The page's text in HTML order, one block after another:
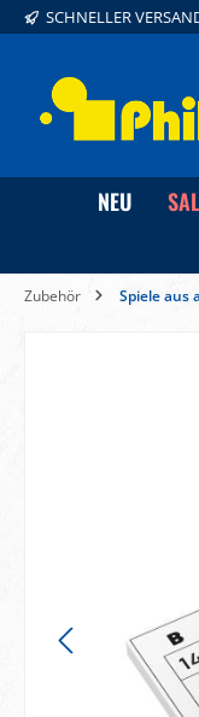
Zur
SCHNELLER
NEU
Zubehör Spiele aus